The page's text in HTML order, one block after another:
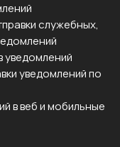
служебных,
уведомлений
уведомлений по
в веб и мобильные